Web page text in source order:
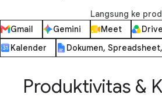
Langsung ke
Gmail
Gemini Meet Drive
Kalender
Dokumen,
Produktivitas &